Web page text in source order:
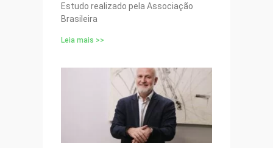
Estudo realizado pela Associação
Brasileira
Leia mais >>